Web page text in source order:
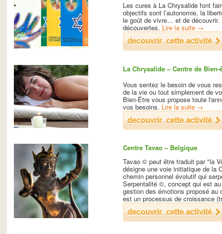
Les cures à La Chrysalide font
objectifs sont l’autonomie, la
le goût de vivre… et de découvrir.
découvertes. Lire la suite →
La Chrysalide – Centre de
Vous sentez le besoin de vous
de la vie ou tout simplement de
Bien-Être vous propose toute
vos besoins. Lire la suite →
Centre Tavao – Belgique
Tavao © peut être traduit par "la
désigne une voie initiatique de la
chemin personnel évolutif qui
Serpentalité ©, concept qui est
gestion des émotions proposé
est un processus de croissance